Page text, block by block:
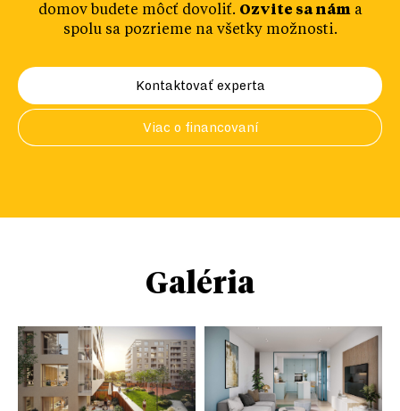
domov budete môcť dovoliť. Ozvite sa náma
spolu sa pozrieme na všetky možnosti.
Kontaktovať experta
Viac o financovaní
Galéria